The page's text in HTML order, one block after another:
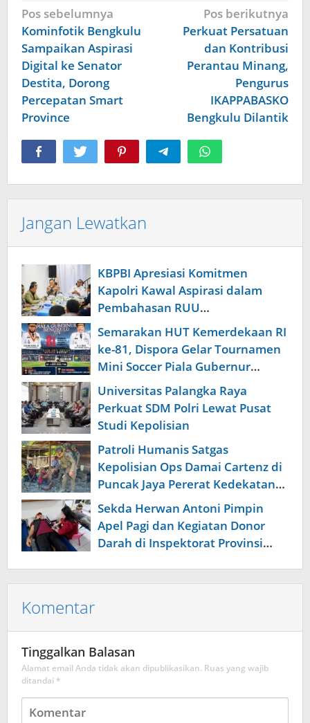
Navigasi
pos
Pos sebelumnya
Kominfotik Bengkulu
Sampaikan Aspirasi
Digital ke Senator
Destita, Dorong
Percepatan Smart
Province
Pos berikutnya
Perkuat Persatuan
dan Kontribusi
Perantau Minang,
Pengurus
IKAPPABASKO
Bengkulu Dilantik
Jangan Lewatkan
KBPBI Apresiasi Komitmen
Kapolri Kawal Aspirasi dalam
Pembahasan RUU
Ketenagakerjaan
Semarakan HUT Kemerdekaan RI
ke-81, Dispora Gelar Tournamen
Mini Soccer Piala Gubernur
Bengkulu
Universitas Palangka Raya
Perkuat SDM Polri Lewat Pusat
Studi Kepolisian
Patroli Humanis Satgas
Kepolisian Ops Damai Cartenz di
Puncak Jaya Pererat Kedekatan
dengan Masyarakat
Sekda Herwan Antoni Pimpin
Apel Pagi dan Kegiatan Donor
Darah di Inspektorat Provinsi
Komentar
Tinggalkan Balasan
Alamat email Anda tidak akan dipublikasikan. Ruas yang wajib
ditandai *